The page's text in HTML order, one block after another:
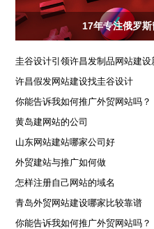
17年专注俄罗
圭谷设计引领许昌发制品网站建设
许昌假发网站建设找圭谷设计
你能告诉我如何推广外贸网站吗？
黄岛建网站的公司
山东网站建站哪家公司好
外贸建站与推广如何做
怎样注册自己网站的域名
青岛外贸网站建设哪家比较靠谱
你能告诉我如何推广外贸网站吗？